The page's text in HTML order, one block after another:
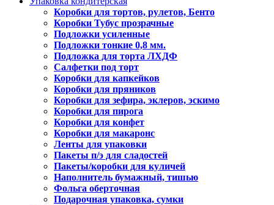
Коробки для тортов, рулетов, Бенто
Коробки Тубус прозрачные
Подложки усиленные
Подложки тонкие 0,8 мм.
Подложка для торта ЛХДФ
Салфетки под торт
Коробки для капкейков
Коробки для пряников
Коробки для зефира, эклеров, эскимо
Коробки для пирога
Коробки для конфет
Коробки для макаронс
Ленты для упаковки
Пакеты п/э для сладостей
Пакеты/коробки для куличей
Наполнитель бумажный, тишью
Фольга оберточная
Подарочная упаковка, сумки